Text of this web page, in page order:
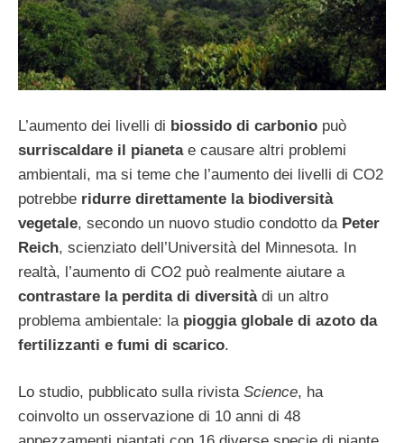
L’aumento dei livelli di biossido di carbonio può
surriscaldare il pianetae causare altri problemi
ambientali, ma si teme che l’aumento dei livelli di CO2
potrebbe ridurre direttamente la biodiversità
vegetale, secondo un nuovo studio condotto da Peter
Reich, scienziato dell’Università del Minnesota. In
realtà, l’aumento di CO2 può realmente aiutare a
contrastare la perdita di diversitàdi un altro
problema ambientale: lapioggia globale di azoto da
fertilizzanti e fumi di scarico.
Lo studio, pubblicato sulla rivista Science, ha
coinvolto un osservazione di 10 anni di 48